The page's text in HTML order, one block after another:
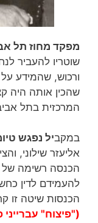
מפקד מחוז תל
שוטריו להעביר
ורכוש, שהמידע
שהכין אותה היה
המרכזית בתל
במקביל נפגש
אליעזר שילוני,
הכנסה רשימה של
להעמידם לדין
הכנסות שיטה זו
("פיצוח"